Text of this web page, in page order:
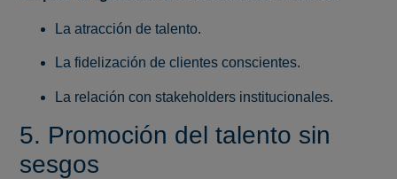
La atracción de talento.
La fidelización de clientes conscientes.
La relación con stakeholders institucionales.
5. Promoción del talento sin
sesgos